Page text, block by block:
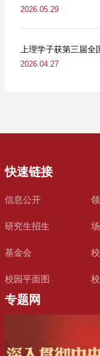
2026.05.29
上理学子获第三届
2026.04.27
快速链接
信息公开
研究生招生
基金会
校园平面图
专题网